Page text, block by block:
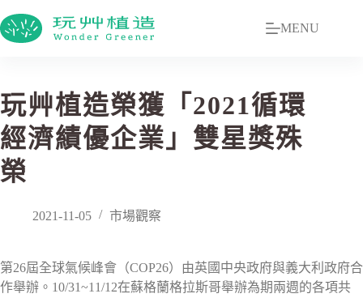
MENU
玩艸植造榮獲「2021循環
經濟績優企業」雙星獎殊
榮
2021-11-05 市場觀察
第26屆全球氣候峰會（COP26）由英國中央政府與義大利政府合
作舉辦。10/31~11/12在蘇格蘭格拉斯哥舉辦為期兩週的各項共